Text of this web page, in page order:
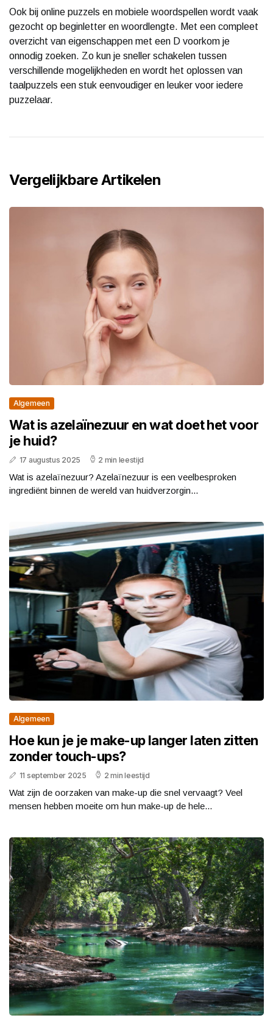
Ook bij online puzzels en mobiele woordspellen wordt vaak
gezocht op beginletter en woordlengte. Met een compleet
overzicht van eigenschappen met een D voorkom je
onnodig zoeken. Zo kun je sneller schakelen tussen
verschillende mogelijkheden en wordt het oplossen van
taalpuzzels een stuk eenvoudiger en leuker voor iedere
puzzelaar.
Vergelijkbare Artikelen
Algemeen
Wat is azelaïnezuur en wat doet het voor
je huid?
17 augustus 2025 2 min leestijd
Wat is azelaïnezuur? Azelaïnezuur is een veelbesproken
ingrediënt binnen de wereld van huidverzorgin...
Algemeen
Hoe kun je je make-up langer laten zitten
zonder touch-ups?
11 september 2025 2 min leestijd
Wat zijn de oorzaken van make-up die snel vervaagt? Veel
mensen hebben moeite om hun make-up de hele...